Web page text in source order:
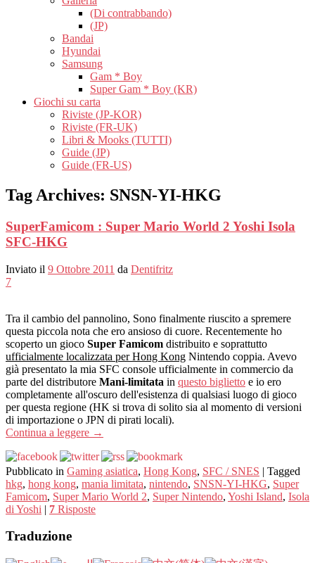
(Di contrabbando)
(JP)
Bandai
Hyundai
Samsung
Gam * Boy
Super Gam * Boy (KR)
Giochi su carta
Riviste (JP-KOR)
Riviste (FR-UK)
Libri & Mooks (TUTTI)
Guide (JP)
Guide (FR-US)
Tag Archives: SNSN-YI-HKG
SuperFamicom : Super Mario World 2 Yoshi Isola
SFC-HKG
Inviato il 9 Ottobre 2011 da Dentifritz
7
Tra il cambio del pannolino, Sono finalmente riuscito a spremere
questa piccola nota che ero ansioso di cuore. Recentemente ho
scoperto un gioco Super Famicom distribuito e soprattutto
ufficialmente localizzata per Hong Kong Nintendo coppia. Avevo
già presentato la mia SFC console ufficialmente in commercio da
parte del distributore Mani-limitata in questo biglietto e io ero
completamente all'oscuro dell'esistenza di qualsiasi luogo di gioco
per questa regione (HK si trova di solito sia al momento di versioni
di importazione o JPN di pirati locali).
Continua a leggere →
Pubblicato in Gaming asiatica, Hong Kong, SFC / SNES | Tagged
hkg, hong kong, mania limitata, nintendo, SNSN-YI-HKG, Super
Famicom, Super Mario World 2, Super Nintendo, Yoshi Island, Isola
di Yoshi | 7 Risposte
Traduzione